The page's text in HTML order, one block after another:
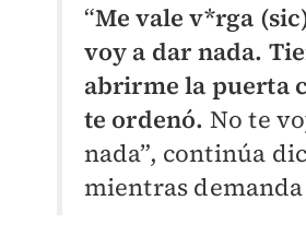
“Me vale v*rga
voy a dar nada.
abrirme la puerta
te ordenó. No te
nada”, continúa
mientras demanda